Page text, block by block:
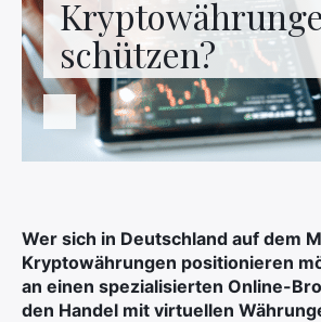
schützen?
Wer sich in Deutschland auf dem
Kryptowährungen positionieren
an einen spezialisierten Online-
den Handel mit virtuellen